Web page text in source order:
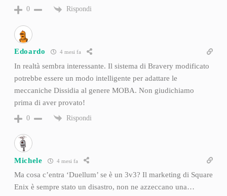
0 Rispondi
Edoardo 4 mesi fa
In realtà sembra interessante. Il sistema di Bravery modificato
potrebbe essere un modo intelligente per adattare le
meccaniche Dissidia al genere MOBA. Non giudichiamo
prima di aver provato!
0 Rispondi
Michele 4 mesi fa
Ma cosa c’entra ‘Duellum’ se è un 3v3? Il marketing di Square
Enix è sempre stato un disastro, non ne azzeccano una…